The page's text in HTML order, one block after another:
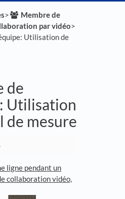
​>​
​Membre de
par vidéo​>​
Utilisation de
de
Utilisation
de mesure
ligne pendant un
collaboration vidéo,